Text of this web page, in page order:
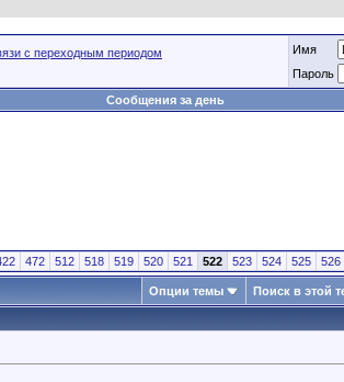
с переходным периодом Имя
Пароль
Сообщения за день
472 512 518 519 520 521 522 523 524 525 526
Опции темы Поиск в этой